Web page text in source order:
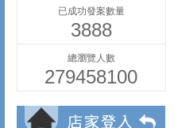
已成功發案數量
3888
總瀏覽人數
279458100